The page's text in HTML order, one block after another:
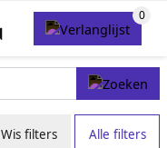
Wis filters Alle filters